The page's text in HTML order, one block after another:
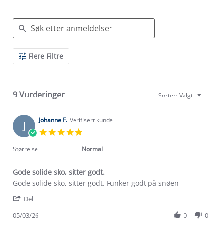
Search
ReviewsFlere Filtre
9 Vurderinger Sorter: Valgt
J Johanne F. Verifisert kunde
rating
Størrelse Normal
Gode solide sko, sitter godt.
Review
Johanne
on
Mar
review
Gode
sko,
godt.
Gode solide sko, sitter godt. Funker godt på snøen
Del
Johanne
05/03/26 0 0